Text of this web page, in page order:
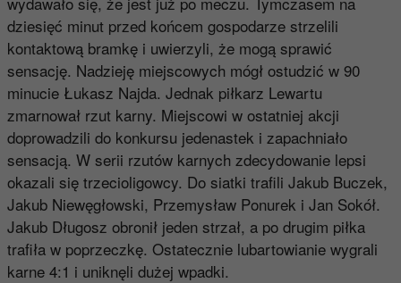
dziesięć minut przed końcem gospodarze strzelili
kontaktową bramkę i uwierzyli, że mogą sprawić
sensację. Nadzieję miejscowych mógł ostudzić w 90
minucie Łukasz Najda. Jednak piłkarz Lewartu
zmarnował rzut karny. Miejscowi w ostatniej akcji
doprowadzili do konkursu jedenastek i zapachniało
sensacją. W serii rzutów karnych zdecydowanie lepsi
okazali się trzecioligowcy. Do siatki trafili Jakub Buczek,
Jakub Niewęgłowski, Przemysław Ponurek i Jan Sokół.
Jakub Długosz obronił jeden strzał, a po drugim piłka
trafiła w poprzeczkę. Ostatecznie lubartowianie wygrali
karne 4:1 i uniknęli dużej wpadki.